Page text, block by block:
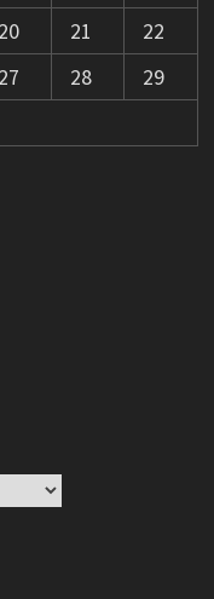
20 21
22
27 28
29